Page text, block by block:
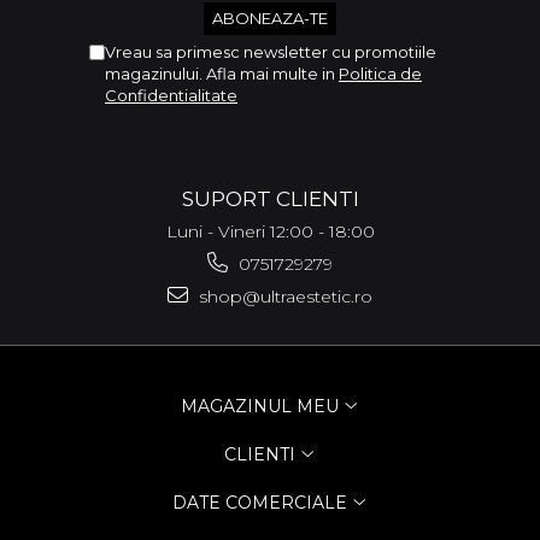
Vreau sa primesc newsletter cu promotiile
magazinului. Afla mai multe in Politica de
Confidentialitate
SUPORT CLIENTI
Luni - Vineri 12:00 - 18:00
0751729279
shop@ultraestetic.ro
MAGAZINUL MEU
CLIENTI
DATE COMERCIALE